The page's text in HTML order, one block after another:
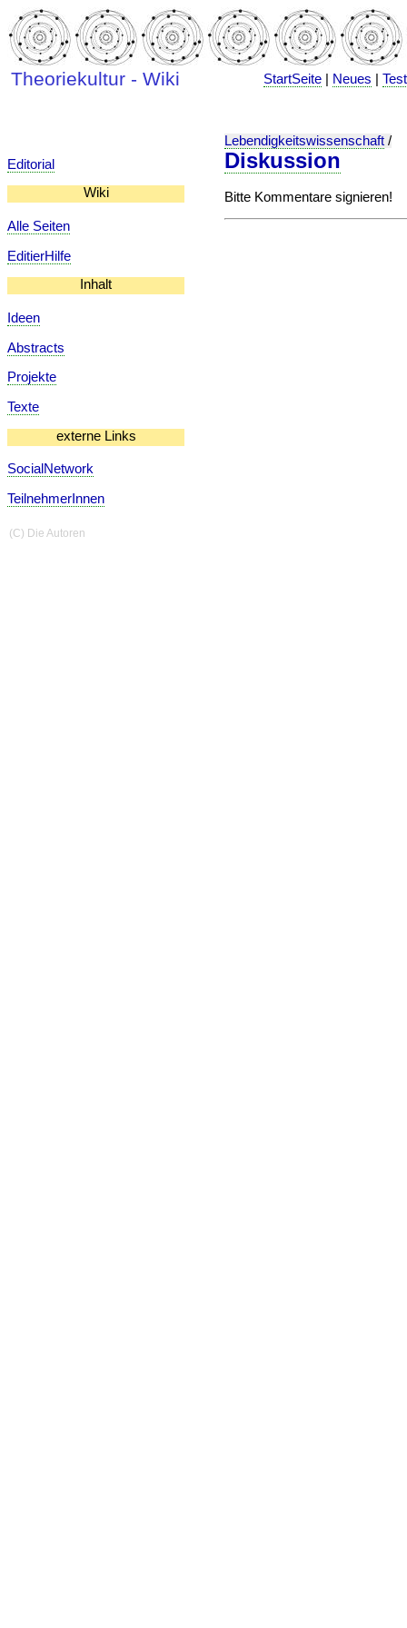
Theoriekultur - Wiki StartSeite Neues |
Editorial
Wiki
Alle Seiten
EditierHilfe
Inhalt
Ideen
Abstracts
Projekte
Texte
externe Links
SocialNetwork
TeilnehmerInnen
Lebendigkeitswissenschaft /
Diskussion
Bitte Kommentare signieren!
(C) Die Autoren